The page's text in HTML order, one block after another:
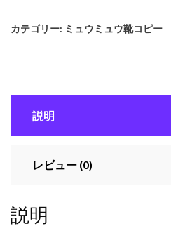
新
ュ
ュ
Ruches
Nappa
カテゴリー: ミュウミュウ靴コピー
説明
レビュー (0)
説明